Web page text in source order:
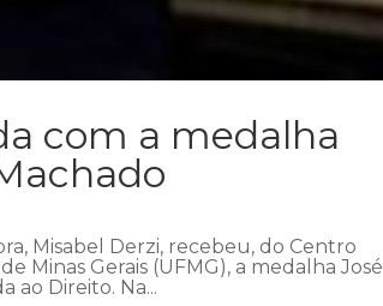
com a medalha
Misabel Derzi, recebeu, do Centro
Minas Gerais (UFMG), a medalha José
ao Direito. Na...